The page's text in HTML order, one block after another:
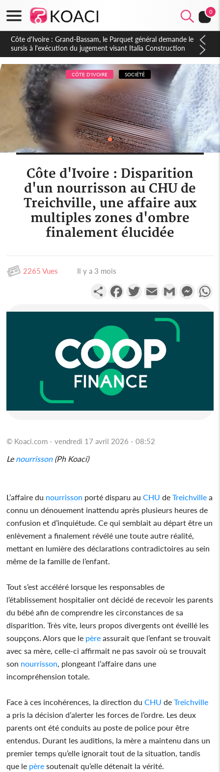
0
Côte d'Ivoire : Indépendance à Dakpadou, la sous-préfète
Hôma Viviane Manissan appelle à une appropriation locale du
PND 2026-2030
CÔTE D'IVOIRE SOCIÉTÉ
Côte d'Ivoire : Disparition
d'un nourrisson au CHU de
Treichville, une affaire aux
multiples zones d'ombre
finalement élucidée
2265 Vues Il y a 3 mois
PartagerFacebookTwitterEmail Gmail
© Koaci.com - vendredi 17 avril 2026 - 08:52
Le nourrisson(Ph Koaci)
L’affaire du nourrisson porté disparu auCHU deTreichville a
connu un dénouement inattendu après plusieurs heures de
confusion et d’inquiétude. Ce qui semblait au départ être un
enlèvement a finalement révélé une toute autre réalité,
mettant en lumière des déclarations contradictoires au sein
même de la famille de l’enfant.
Tout s’est accéléré lorsque les responsables de
l’établissement hospitalier ont décidé de recevoir les parents
du bébé afin de comprendre les circonstances de sa
disparition. Très vite, leurs propos divergents ont éveillé les
soupçons. Alors que le père assurait que l’enfant se trouvait
avec sa mère, celle-ci affirmait ne pas savoir où se trouvait
son nourrisson , plongeant l’affaire dans une
incompréhension totale.
Face à ces incohérences, la direction duCHU deTreichville
a pris la décision d’alerter les forces de l’ordre. Les deux
parents ont été conduits au poste de police pour être
entendus. Durant les auditions, la mère a maintenu dans un
premier temps qu’elle ignorait tout de la situation, tandis
que le père soutenait qu’elle détenait la vérité.